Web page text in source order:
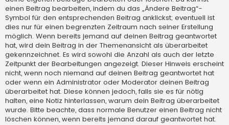
einen Beitrag bearbeiten, indem du das „Ändere Beitrag“-
Symbol für den entsprechenden Beitrag anklickst; eventuell ist
dies nur für einen begrenzten Zeitraum nach seiner Erstellung
möglich. Wenn bereits jemand auf deinen Beitrag geantwortet
hat, wird dein Beitrag in der Themenansicht als überarbeitet
gekennzeichnet. Es wird sowohl die Anzahl als auch der letzte
Zeitpunkt der Bearbeitungen angezeigt. Dieser Hinweis erscheint
nicht, wenn noch niemand auf deinen Beitrag geantwortet hat
oder wenn ein Administrator oder Moderator deinen Beitrag
überarbeitet hat. Diese können jedoch, falls sie es für nötig
halten, eine Notiz hinterlassen, warum dein Beitrag überarbeitet
wurde. Bitte beachte, dass normale Benutzer einen Beitrag nicht
löschen können, wenn bereits jemand darauf geantwortet hat.